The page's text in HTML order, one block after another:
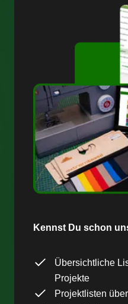
Kennst Du schon
Übersichtliche
Projekte
Projektlisten